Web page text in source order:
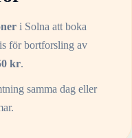
i Solna att boka
för bortforsling av
kr.
samma dag eller